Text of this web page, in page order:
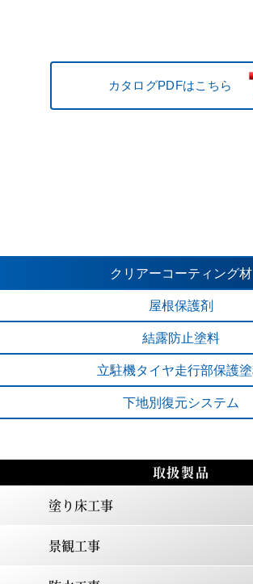
カタログPDFはこちら
カタログPDFはこちら
クリアーコーティング材
屋根保護剤
結露防止塗料
立駐機タイヤ走行部保護
下地別 復元システム
取扱製品
塗り床工事
景観工事